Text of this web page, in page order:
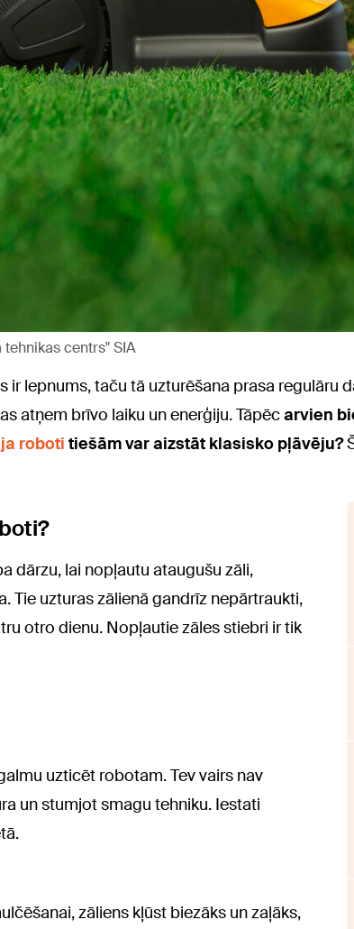
centrs" SIA
ir lepnums, taču tā uzturēšana prasa regulāru
atņem brīvo laiku un enerģiju. Tāpēcarvien
roboti tiešām var aizstāt klasisko pļāvēju?
dārzu, lai nopļautu ataugušu zāli,
Tie uzturas zālienā gandrīz nepārtraukti,
otro dienu. Nopļautie zāles stiebri ir tik
uzticēt robotam. Tev vairs nav
un stumjot smagu tehniku. Iestati
zāliens kļūst biezāks un zaļāks,